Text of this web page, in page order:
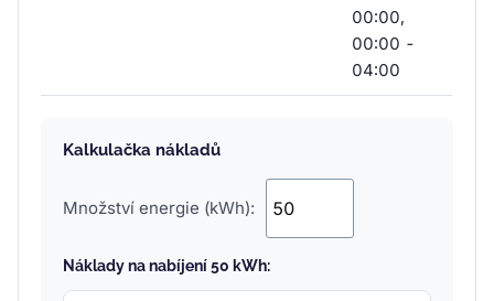
00:00,
00:00 -
04:00
Kalkulačka nákladů
Množství energie (kWh):
Náklady na nabíjení 50 kWh: